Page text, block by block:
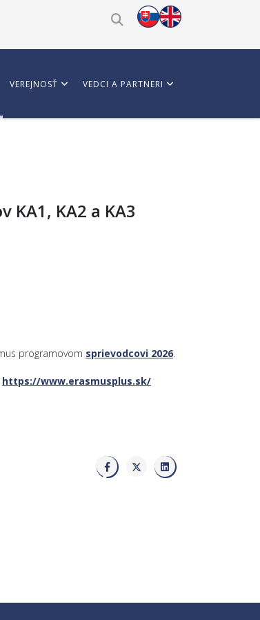
VEREJNOSŤ VEDCI A PARTNERI
KA2 a KA3
programovom sprievodcovi 2026.
https://www.erasmusplus.sk/